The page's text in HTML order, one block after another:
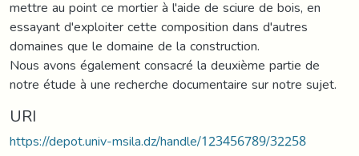
mettre au point ce mortier à l'aide de sciure de bois, en
essayant d'exploiter cette composition dans d'autres
domaines que le domaine de la construction.
Nous avons également consacré la deuxième partie de
notre étude à une recherche documentaire sur notre sujet.
URI
https://depot.univ-msila.dz/handle/123456789/32258